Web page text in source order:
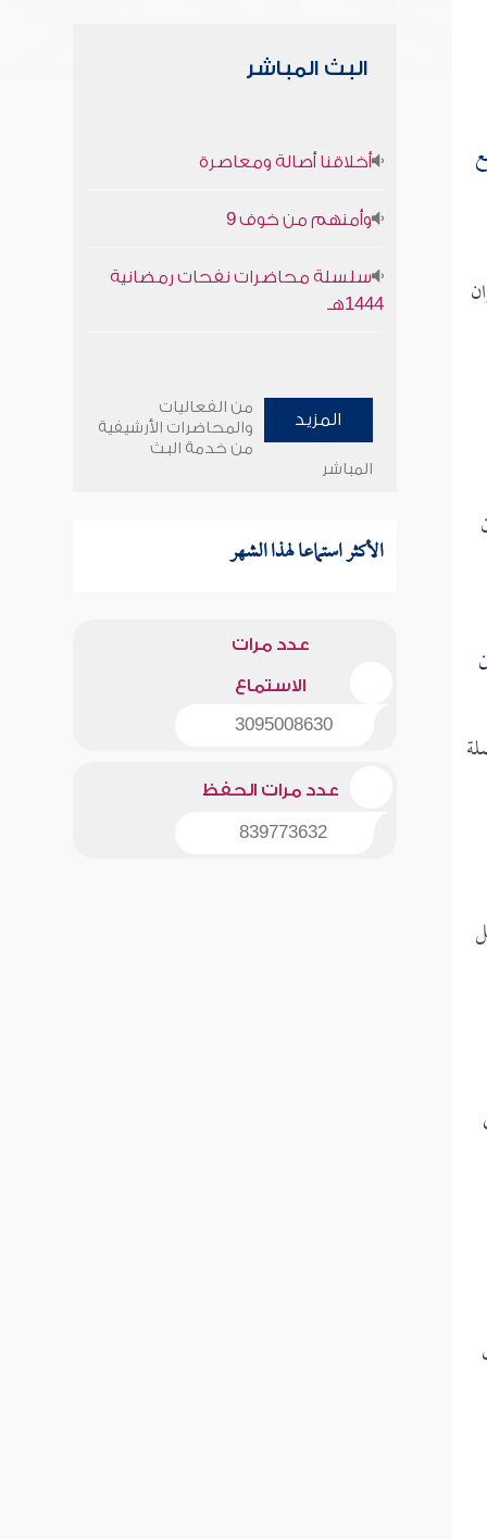
البث المباشر
أخلاقنا أصالة ومعاصرة
وأمنهم من خوف 9
سلسلة محاضرات نفحات رمضانية
1444هـ
المزيد
من الفعاليات
والمحاضرات الأرشيفية
من خدمة البث
المباشر
الأكثر استماعا لهذا الشهر
عدد مرات
الاستماع
3095008630
عدد مرات الحفظ
839773632